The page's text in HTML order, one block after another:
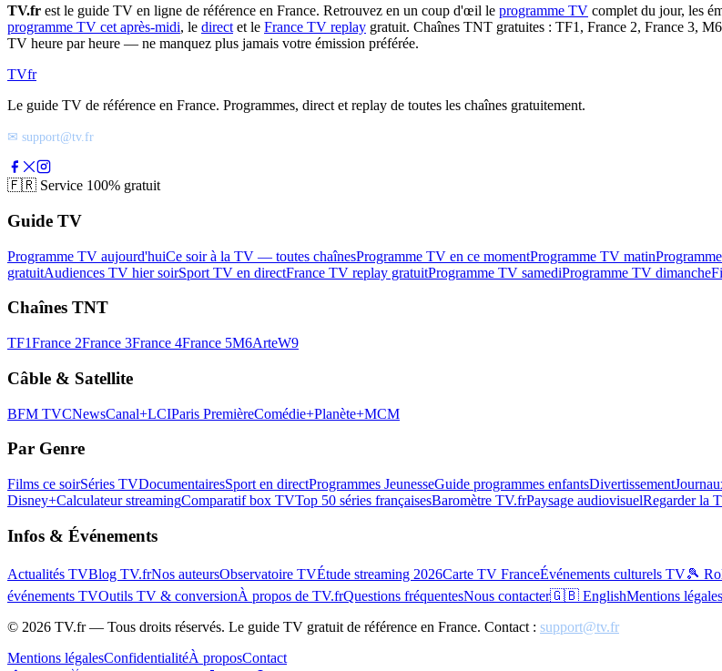
TV.fr est le guide TV en ligne de référence en France. Retrouvez en un coup d'œil le programme TV complet du jour, les
programme TV cet après-midi, le direct et le France TV replay gratuit. Chaînes TNT gratuites : TF1, France 2, France 3,
TV heure par heure — ne manquez plus jamais votre émission préférée.
TVfr
Le guide TV de référence en France. Programmes, direct et replay de toutes les chaînes gratuitement.
✉ support@tv.fr
🇫🇷 Service 100% gratuit
Guide TV
Programme TV aujourd'huiCe soir à la TV — toutes chaînesProgramme TV en ce momentProgramme TV matin
gratuitAudiences TV hier soirSport TV en directFrance TV replay gratuitProgramme TV samediProgramme TV dimanche
Chaînes TNT
TF1France 2France 3France 4France 5M6ArteW9
Câble & Satellite
BFM TVCNewsCanal+LCIParis PremièreComédie+Planète+MCM
Par Genre
Films ce soirSéries TVDocumentairesSport en directProgrammes JeunesseGuide programmes enfantsDivertissement
Disney+Calculateur streamingComparatif box TVTop 50 séries françaisesBaromètre TV.frPaysage audiovisuelRegarder la
Infos & Événements
Actualités TVBlog TV.frNos auteursObservatoire TVÉtude streaming 2026Carte TV FranceÉvénements culturels TV🎾
événements TVOutils TV & conversionÀ propos de TV.frQuestions fréquentesNous contacter🇬🇧 EnglishMentions légales
© 2026 TV.fr — Tous droits réservés. Le guide TV gratuit de référence en France. Contact : support@tv.fr
Mentions légalesConfidentialitéÀ proposContact